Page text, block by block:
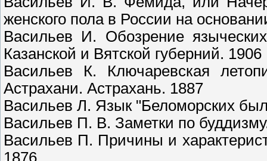
женского пола в России на
Васильев И. Обозрение
Казанской и Вятской губерний. 1906
Васильев К. Ключаревская
Астрахани. Астрахань. 1887
Васильев Л. Язык "Беломорских
Васильев П. В. Заметки по
Васильев П. Причины и
1876